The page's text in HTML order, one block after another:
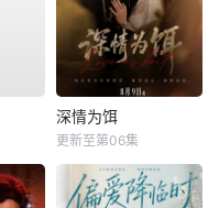
深情为饵
更新至第06集